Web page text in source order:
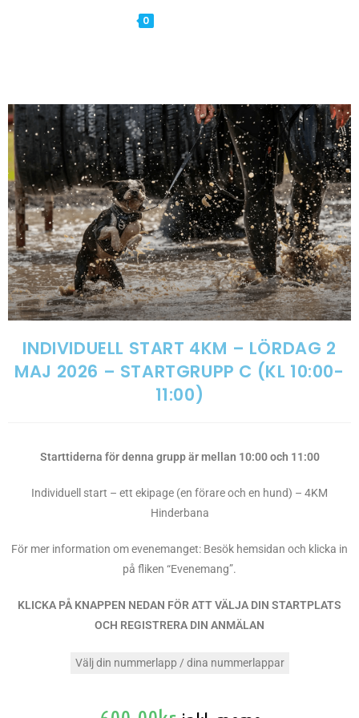
0
INDIVIDUELL START 4KM – LÖRDAG 2
MAJ 2026 – STARTGRUPP C (KL 10:00-
11:00)
Starttiderna för denna grupp är mellan 10:00 och 11:00
Individuell start – ett ekipage (en förare och en hund) – 4KM
Hinderbana
För mer information om evenemanget: Besök hemsidan och klicka in
på fliken “Evenemang”.
KLICKA PÅ KNAPPEN NEDAN FÖR ATT VÄLJA DIN STARTPLATS
OCH REGISTRERA DIN ANMÄLAN
Välj din nummerlapp / dina nummerlappar